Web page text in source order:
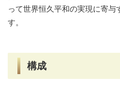
って世界恒久平和の実現に寄与
す。
構成